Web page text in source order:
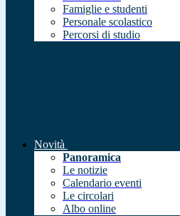
Famiglie e studenti
Personale scolastico
Percorsi di studio
Novità
Panoramica
Le notizie
Calendario eventi
Le circolari
Albo online